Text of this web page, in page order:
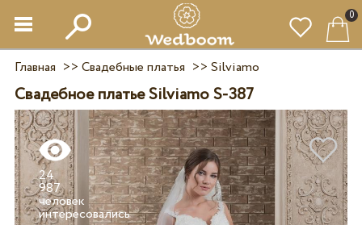
0
Главная >> Свадебные платья >> Silviamo
Свадебное платье Silviamo S-387
24
987
человек
интересовались